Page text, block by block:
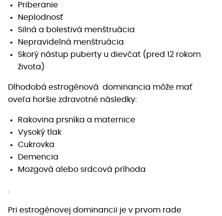
Priberanie
Neplodnosť
Silná a bolestivá menštruácia
Nepravidelná menštruácia
Skorý nástup puberty u dievčat (pred 12 rokom
života)
Dlhodobá estrogénová dominancia môže mať
oveľa horšie zdravotné následky:
Rakovina prsníka a maternice
Vysoký tlak
Cukrovka
Demencia
Mozgová alebo srdcová príhoda
Pri estrogénovej dominancii je v prvom rade